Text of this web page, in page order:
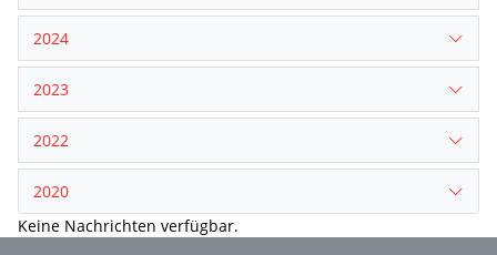
2024
2023
2022
2020
Keine Nachrichten verfügbar.